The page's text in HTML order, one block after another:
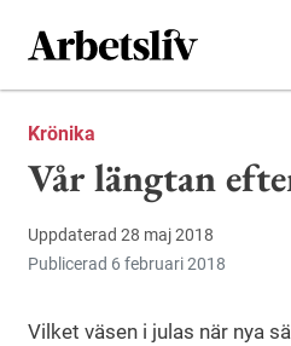
Hoppa till huvudinnehållet
Krönika
Vår längtan
Uppdaterad 28 maj 2018
Publicerad 6 februari 2018
Vilket väsen i julas när nya